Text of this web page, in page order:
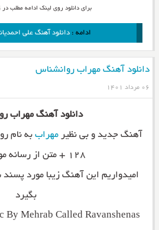
برای دانلود روی لینک ادامه مطلب در
ادامه : دانلود آهنگ علی
دانلود آهنگ مهراب روانشناس
۰۶ مرداد ۱۴۰۱
دانلود آهنگ مهراب
آهنگ جدید و بی نظیر مهراب
۱۲۸ + متن از رسانه موزیک ناب
امیدواریم این آهنگ زیبا مورد
بگیرد
By Mehrab Called Ravanshenas